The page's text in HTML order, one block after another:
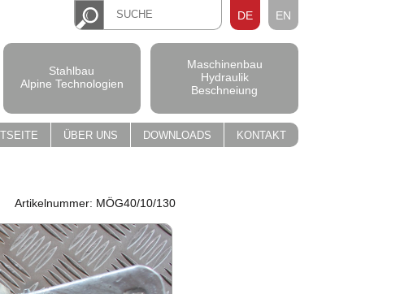
DE EN
Stahlbau
Alpine Technologien
Maschinenbau
Hydraulik
Beschneiung
ÜBER UNS DOWNLOADS KONTAKT
Artikelnummer: MÖG40/10/130